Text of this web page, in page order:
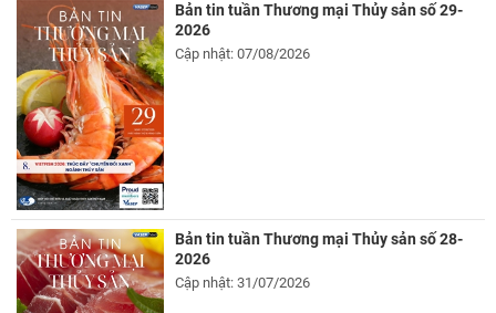
Bản tin tuần Thương mại Thủy sản số 29-
2026
Cập nhật: 07/08/2026
Bản tin tuần Thương mại Thủy sản số 28-
2026
Cập nhật: 31/07/2026